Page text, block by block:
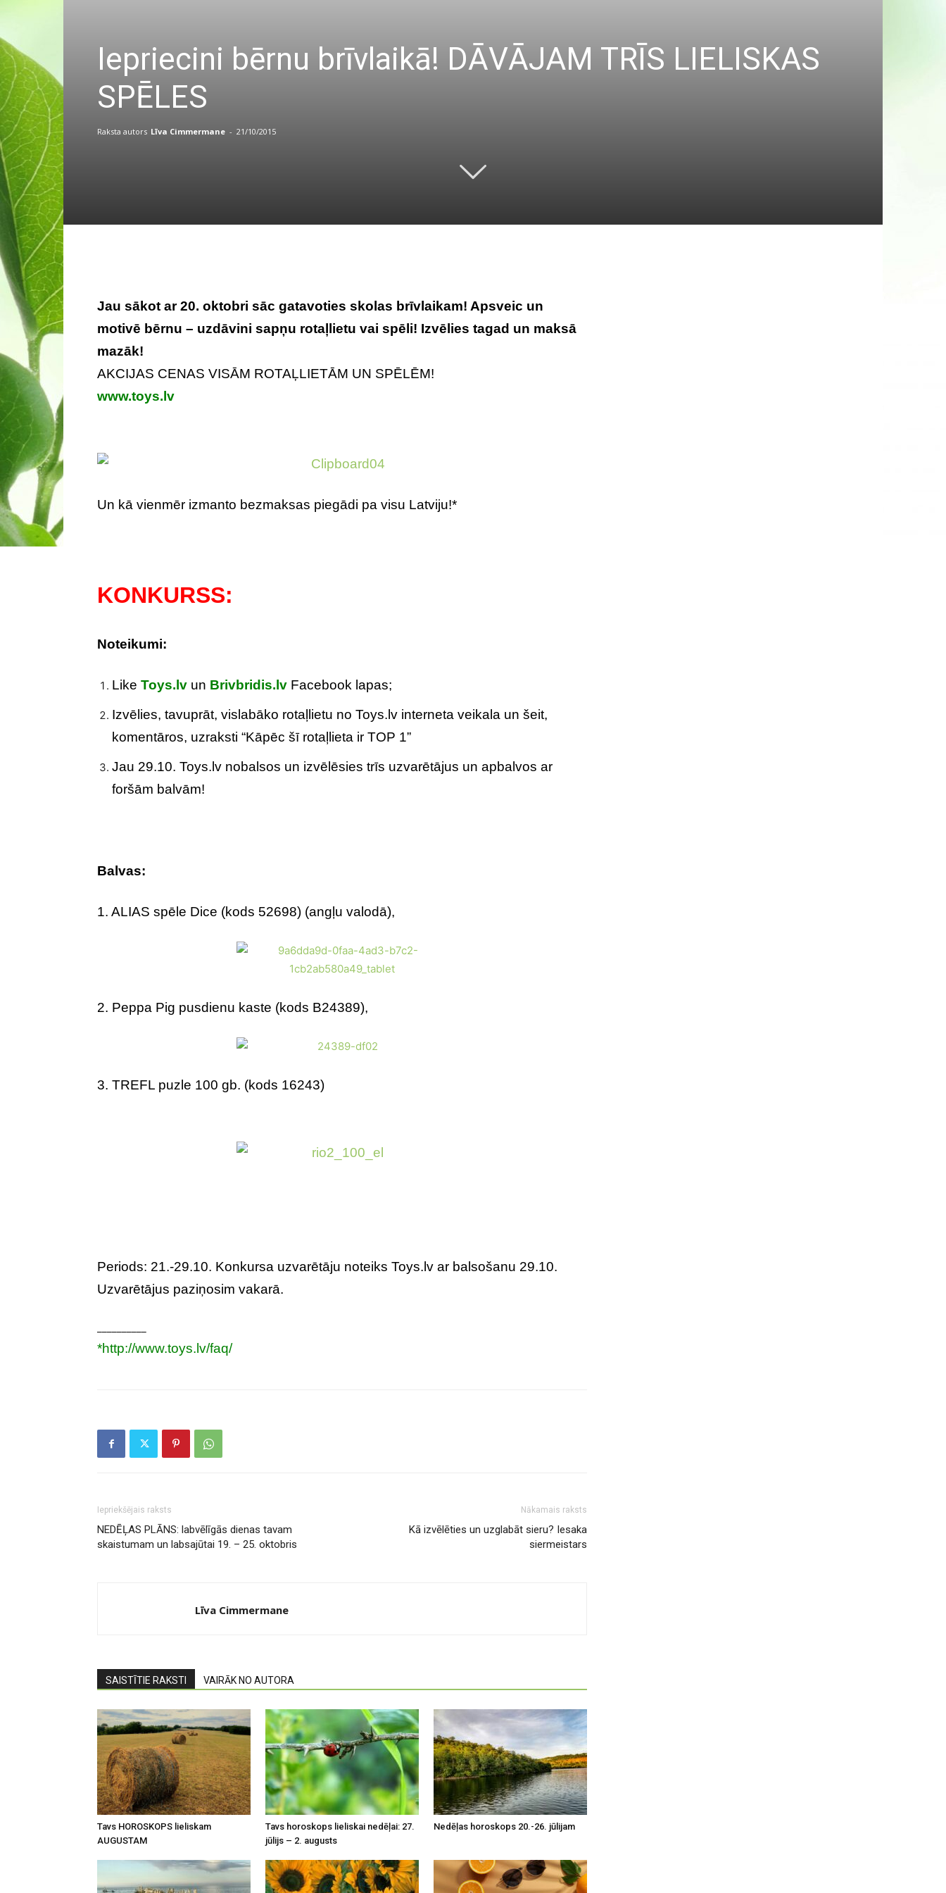
Iepriecini bērnu brīvlaikā! DĀVĀJAM TRĪS LIELISKAS
SPĒLES
Raksta autors Līva Cimmermane - 21/10/2015
Jau sākot ar 20. oktobri sāc gatavoties skolas brīvlaikam! Apsveic un
motivē bērnu – uzdāvini sapņu rotaļlietu vai spēli! Izvēlies tagad un maksā
mazāk!
AKCIJAS CENAS VISĀM ROTAĻLIETĀM UN SPĒLĒM!
www.toys.lv
Un kā vienmēr izmanto bezmaksas piegādi pa visu Latviju!*
KONKURSS:
Noteikumi:
Like Toys.lv un Brivbridis.lv Facebook lapas;
Izvēlies, tavuprāt, vislabāko rotaļlietu no Toys.lv interneta veikala un šeit,
komentāros, uzraksti “Kāpēc šī rotaļlieta ir TOP 1”
Jau 29.10. Toys.lv nobalsos un izvēlēsies trīs uzvarētājus un apbalvos ar
foršām balvām!
Balvas:
1. ALIAS spēle Dice (kods 52698) (angļu valodā),
2. Peppa Pig pusdienu kaste (kods B24389),
3. TREFL puzle 100 gb. (kods 16243)
Periods: 21.-29.10. Konkursa uzvarētāju noteiks Toys.lv ar balsošanu 29.10.
Uzvarētājus paziņosim vakarā.
*http://www.toys.lv/faq/
Iepriekšējais raksts
NEDĒĻAS PLĀNS: labvēlīgās dienas tavam
skaistumam un labsajūtai 19. – 25. oktobris
Nākamais raksts
Kā izvēlēties un uzglabāt sieru? Iesaka
siermeistars
Līva Cimmermane
SAISTĪTIE RAKSTI VAIRĀK NO AUTORA
Tavs HOROSKOPS lieliskam
AUGUSTAM
Tavs horoskops lieliskai nedēļai: 27.
jūlijs – 2. augusts
Nedēļas horoskops 20.-26. jūlijam